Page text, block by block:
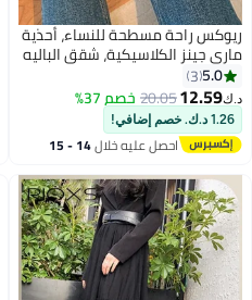
ريوكس راحة مسطحة للنساء، أحذية
ماري جينز الكلاسيكية، شقق الباليه
مستديره القدم مع حزام، أحذية
سم، أحذية عمل نسائية خفيفة
الوزن، شقق الباليه الرجعية، أحذية
جلدية باترو، أحذية جلدية متعددة
الاستعمالات زوج مع سروال الفستان
التنكرية، أحذية درسي سوداء
5.0
3
د.ك‏12.59
20.05خصم 37%
1.26 د.ك. خصم إضافي!
احصل عليه خلال 14 - 15